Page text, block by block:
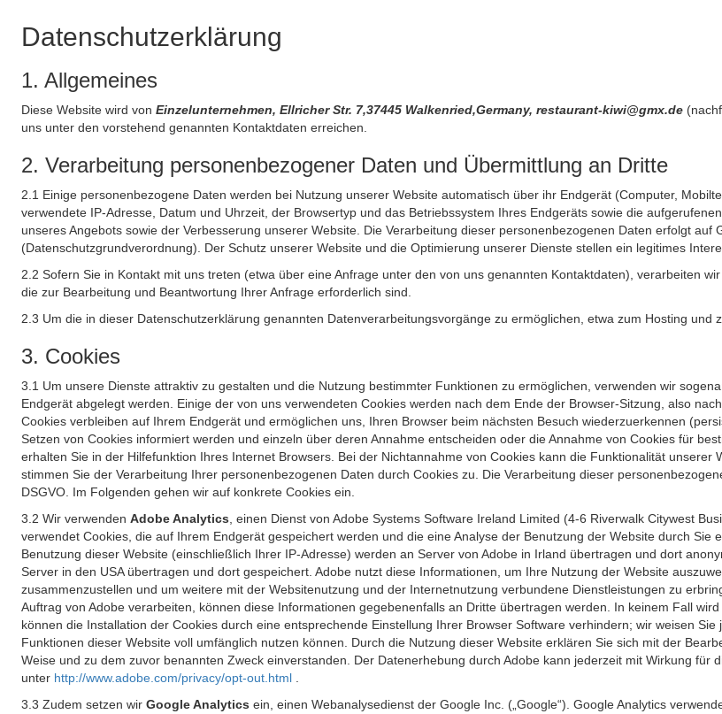
Datenschutzerklärung
1. Allgemeines
Diese Website wird von Einzelunternehmen, Ellricher Str. 7,37445 Walkenried,Germany, restaurant-kiwi@gmx.de
uns unter den vorstehend genannten Kontaktdaten erreichen.
2. Verarbeitung personenbezogener Daten und Übermittlung an Dritte
2.1 Einige personenbezogene Daten werden bei Nutzung unserer Website automatisch über ihr Endgerät (Computer,
verwendete IP-Adresse, Datum und Uhrzeit, der Browsertyp und das Betriebssystem Ihres Endgeräts sowie die
unseres Angebots sowie der Verbesserung unserer Website. Die Verarbeitung dieser personenbezogenen Daten erfolgt auf
(Datenschutzgrundverordnung). Der Schutz unserer Website und die Optimierung unserer Dienste stellen ein legitimes
2.2 Sofern Sie in Kontakt mit uns treten (etwa über eine Anfrage unter den von uns genannten Kontaktdaten), verarbeiten
die zur Bearbeitung und Beantwortung Ihrer Anfrage erforderlich sind.
2.3 Um die in dieser Datenschutzerklärung genannten Datenverarbeitungsvorgänge zu ermöglichen, etwa zum Hosting und
3. Cookies
3.1 Um unsere Dienste attraktiv zu gestalten und die Nutzung bestimmter Funktionen zu ermöglichen, verwenden wir
Endgerät abgelegt werden. Einige der von uns verwendeten Cookies werden nach dem Ende der Browser-Sitzung, also
Cookies verbleiben auf Ihrem Endgerät und ermöglichen uns, Ihren Browser beim nächsten Besuch wiederzuerkennen
Setzen von Cookies informiert werden und einzeln über deren Annahme entscheiden oder die Annahme von Cookies für
erhalten Sie in der Hilfefunktion Ihres Internet Browsers. Bei der Nichtannahme von Cookies kann die Funktionalität unserer
stimmen Sie der Verarbeitung Ihrer personenbezogenen Daten durch Cookies zu. Die Verarbeitung dieser
DSGVO. Im Folgenden gehen wir auf konkrete Cookies ein.
3.2 Wir verwenden Adobe Analytics , einen Dienst von Adobe Systems Software Ireland Limited (4-6 Riverwalk Citywest
verwendet Cookies, die auf Ihrem Endgerät gespeichert werden und die eine Analyse der Benutzung der Website durch
Benutzung dieser Website (einschließlich Ihrer IP-Adresse) werden an Server von Adobe in Irland übertragen und dort
Server in den USA übertragen und dort gespeichert. Adobe nutzt diese Informationen, um Ihre Nutzung der Website
zusammenzustellen und um weitere mit der Websitenutzung und der Internetnutzung verbundene Dienstleistungen zu
Auftrag von Adobe verarbeiten, können diese Informationen gegebenenfalls an Dritte übertragen werden. In keinem Fall
können die Installation der Cookies durch eine entsprechende Einstellung Ihrer Browser Software verhindern; wir weisen
Funktionen dieser Website voll umfänglich nutzen können. Durch die Nutzung dieser Website erklären Sie sich mit der
Weise und zu dem zuvor benannten Zweck einverstanden. Der Datenerhebung durch Adobe kann jederzeit mit Wirkung
unter http://www.adobe.com/privacy/opt-out.html
3.3 Zudem setzen wir Google Analytics ein, einen Webanalysedienst der Google Inc. („Google“). Google Analytics